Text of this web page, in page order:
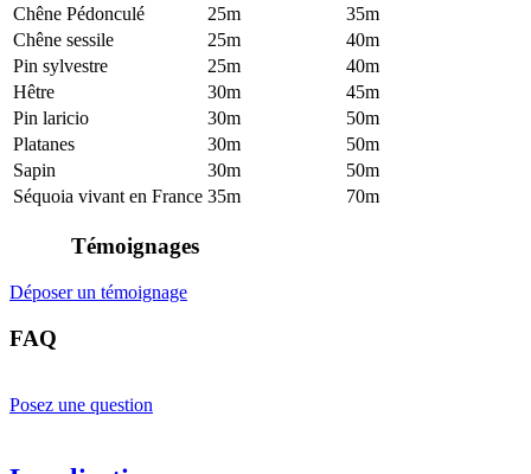
Chêne Pédonculé
25m
35m
Chêne sessile
25m
40m
Pin sylvestre
25m
40m
Hêtre
30m
45m
Pin laricio
30m
50m
Platanes
30m
50m
Sapin
30m
50m
Séquoia vivant en France 35m 70m
Témoignages
Déposer un témoignage
FAQ
Posez une question